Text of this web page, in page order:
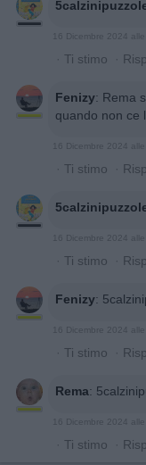
16 Dicembre 2024
· Ti stimo ·
Fenizy: Rema
quando non ce
16 Dicembre 2024
· Ti stimo ·
16 Dicembre 2024
· Ti stimo ·
Fenizy:
16 Dicembre 2024
· Ti stimo ·
Rema:
16 Dicembre 2024
· Ti stimo ·